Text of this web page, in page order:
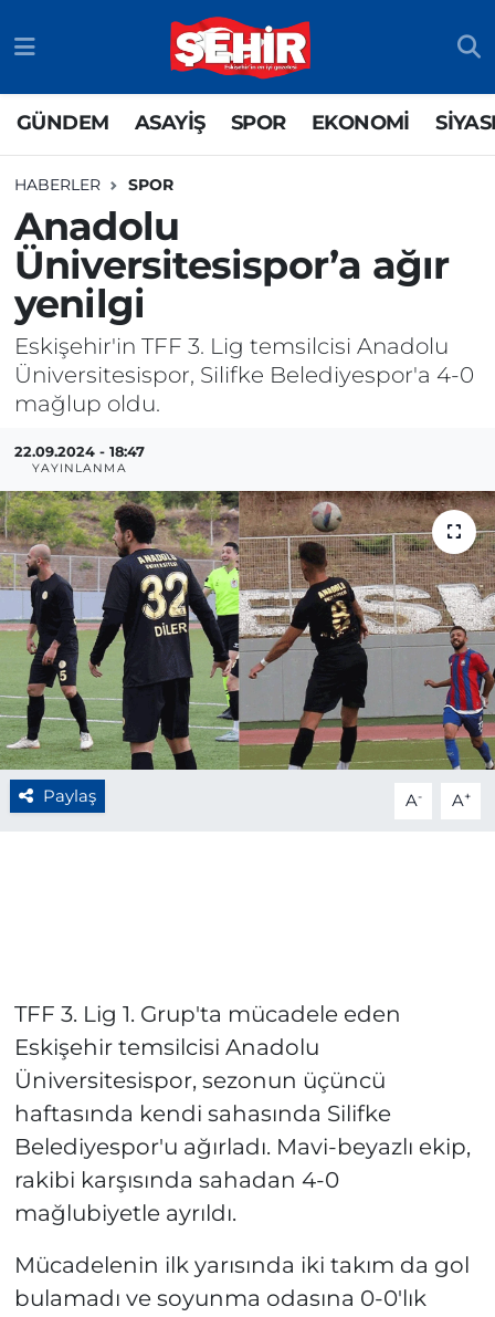
GÜNDEM ASAYİŞ SPOR EKONOMİ
HABERLER SPOR
Anadolu
Üniversitesispor’a ağır
yenilgi
Eskişehir'in TFF 3. Lig temsilcisi Anadolu
Üniversitesispor, Silifke Belediyespor'a 4-0
mağlup oldu.
22.09.2024 - 18:47
YAYINLANMA
Paylaş A- A+
TFF 3. Lig 1. Grup'ta mücadele eden
Eskişehir temsilcisi Anadolu
Üniversitesispor, sezonun üçüncü
haftasında kendi sahasında Silifke
Belediyespor'u ağırladı. Mavi-beyazlı ekip,
rakibi karşısında sahadan 4-0
mağlubiyetle ayrıldı.
Mücadelenin ilk yarısında iki takım da gol
bulamadı ve soyunma odasına 0-0'lık
SPOR
EKONOMİ
SİYASET
RESMİ İLAN
SİYASET
SPOR
EKONOMİ
EĞİTİM
SAĞLIK
TEKNOLOJİ
BÖLGE
YAŞAM
DÜNYA
GENEL
GÜNCEL
RESMİ İLAN
Odunpazarı Nöbetçi Eczaneler
Odunpazarı Hava Durumu
Odunpazarı Trafik Yoğunluk Haritası
TFF 3.Lig 4.Grup Puan Durumu ve Fikstür
Tüm Manşetler
Son Dakika Haberleri
Haber Arşivi